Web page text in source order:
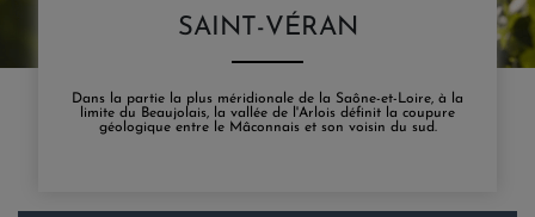
SAINT-VÉRAN
Dans la partie la plus méridionale de la Saône-et-Loire, à la
limite du Beaujolais, la vallée de l'Arlois définit la coupure
géologique entre le Mâconnais et son voisin du sud.